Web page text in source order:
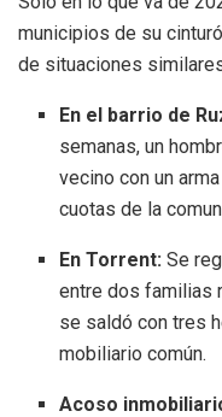
municipios de su
de situaciones
En el barrio de
semanas, un
vecino con un
cuotas de la
En Torrent: Se
entre dos familias
se saldó con tres
mobiliario común.
Acoso